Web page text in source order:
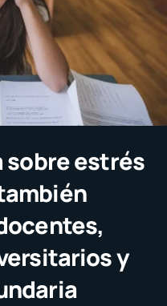
sobre estrés
y